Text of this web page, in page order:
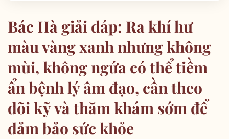
Bác Hà giải đáp: Ra khí hư
màu vàng xanh nhưng không
mùi, không ngứa có thể tiềm
ẩn bệnh lý âm đạo, cần theo
dõi kỹ và thăm khám sớm để
đảm bảo sức khỏe